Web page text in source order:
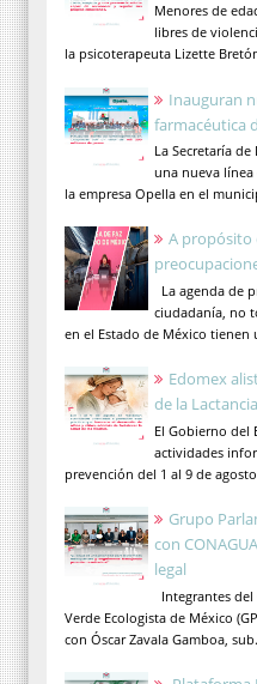
Menores de
libres de
la psicoterapeuta Lizette
Inauguran
farmacéutica
La Secretaría
una nueva
la empresa Opella en el
A propósito
La agenda de
ciudadanía, no
en el Estado de México tienen
Edomex
de la
El Gobierno del
actividades
prevención del 1 al 9 de
Grupo
con
legal
Integrantes
Verde Ecologista de México
con Óscar Zavala Gamboa,